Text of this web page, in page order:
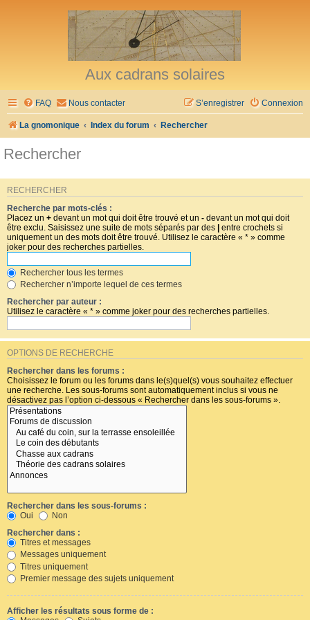
Aux cadrans solaires
FAQ Nous contacter Connexion
S’enregistrer
La gnomonique Index du forum Rechercher
Rechercher
RECHERCHER
Recherche par mots-clés :
Placez un + devant un mot qui doit être trouvé et un - devant un mot qui doit
être exclu. Saisissez une suite de mots séparés par des | entre crochets si
uniquement un des mots doit être trouvé. Utilisez le caractère « * » comme
joker pour des recherches partielles.
Rechercher tous les termes
Rechercher n’importe lequel de ces termes
Rechercher par auteur :
Utilisez le caractère « * » comme joker pour des recherches partielles.
OPTIONS DE RECHERCHE
Rechercher dans les forums :
Choisissez le forum ou les forums dans le(s)quel(s) vous souhaitez effectuer
une recherche. Les sous-forums sont automatiquement inclus si vous ne
désactivez pas l’option ci-dessous « Rechercher dans les sous-forums ».
Rechercher dans les sous-forums :
Oui
Non
Rechercher dans :
Titres et messages
Messages uniquement
Titres uniquement
Premier message des sujets uniquement
Afficher les résultats sous forme de :